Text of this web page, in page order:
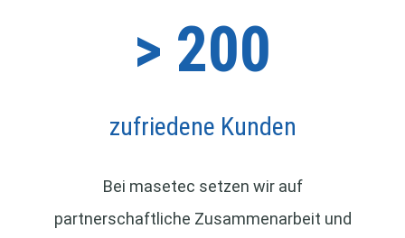
> 200
zufriedene Kunden
Bei masetec setzen wir auf
partnerschaftliche Zusammenarbeit und